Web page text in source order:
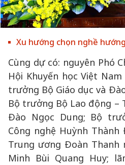
Xu hướng chọn nghề
Cùng dự có: nguyên Phó
Hội Khuyến học Việt
trưởng Bộ Giáo dục và
Bộ trưởng Bộ Lao động –
Đào Ngọc Dung; Bộ
Công nghệ Huỳnh
Trung ương Đoàn Thanh
Minh Bùi Quang Huy;